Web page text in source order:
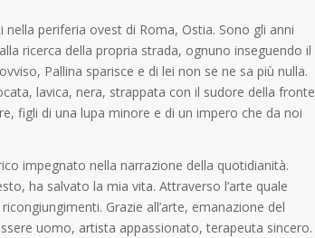
periferia ovest di Roma, Ostia. Sono gli anni
ricerca della propria strada, ognuno inseguendo il
Pallina sparisce e di lei non se ne sa più nulla.
lavica, nera, strappata con il sudore della fronte
figli di una lupa minore e di un impero che da noi
impegnato nella narrazione della quotidianità.
ha salvato la mia vita. Attraverso l’arte quale
Grazie all’arte, emanazione del
uomo, artista appassionato, terapeuta sincero.